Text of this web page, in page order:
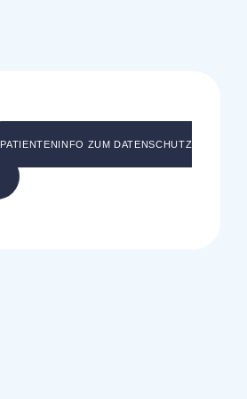
PATIENTENINFO ZUM DATENSCHUTZ